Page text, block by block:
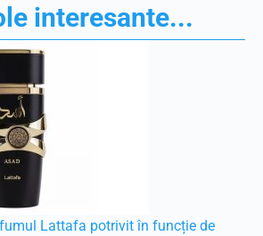
interesante...
Lattafa potrivit în funcție de